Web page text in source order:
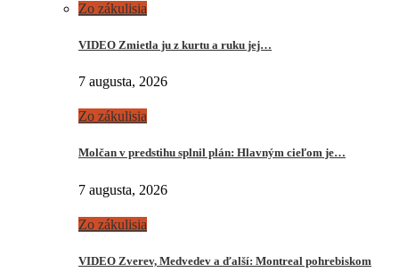
Zo zákulisia
VIDEO Zmietla ju z kurtu a ruku jej…
7 augusta, 2026
Zo zákulisia
Molčan v predstihu splnil plán: Hlavným cieľom je…
7 augusta, 2026
Zo zákulisia
VIDEO Zverev, Medvedev a ďalší: Montreal pohrebiskom